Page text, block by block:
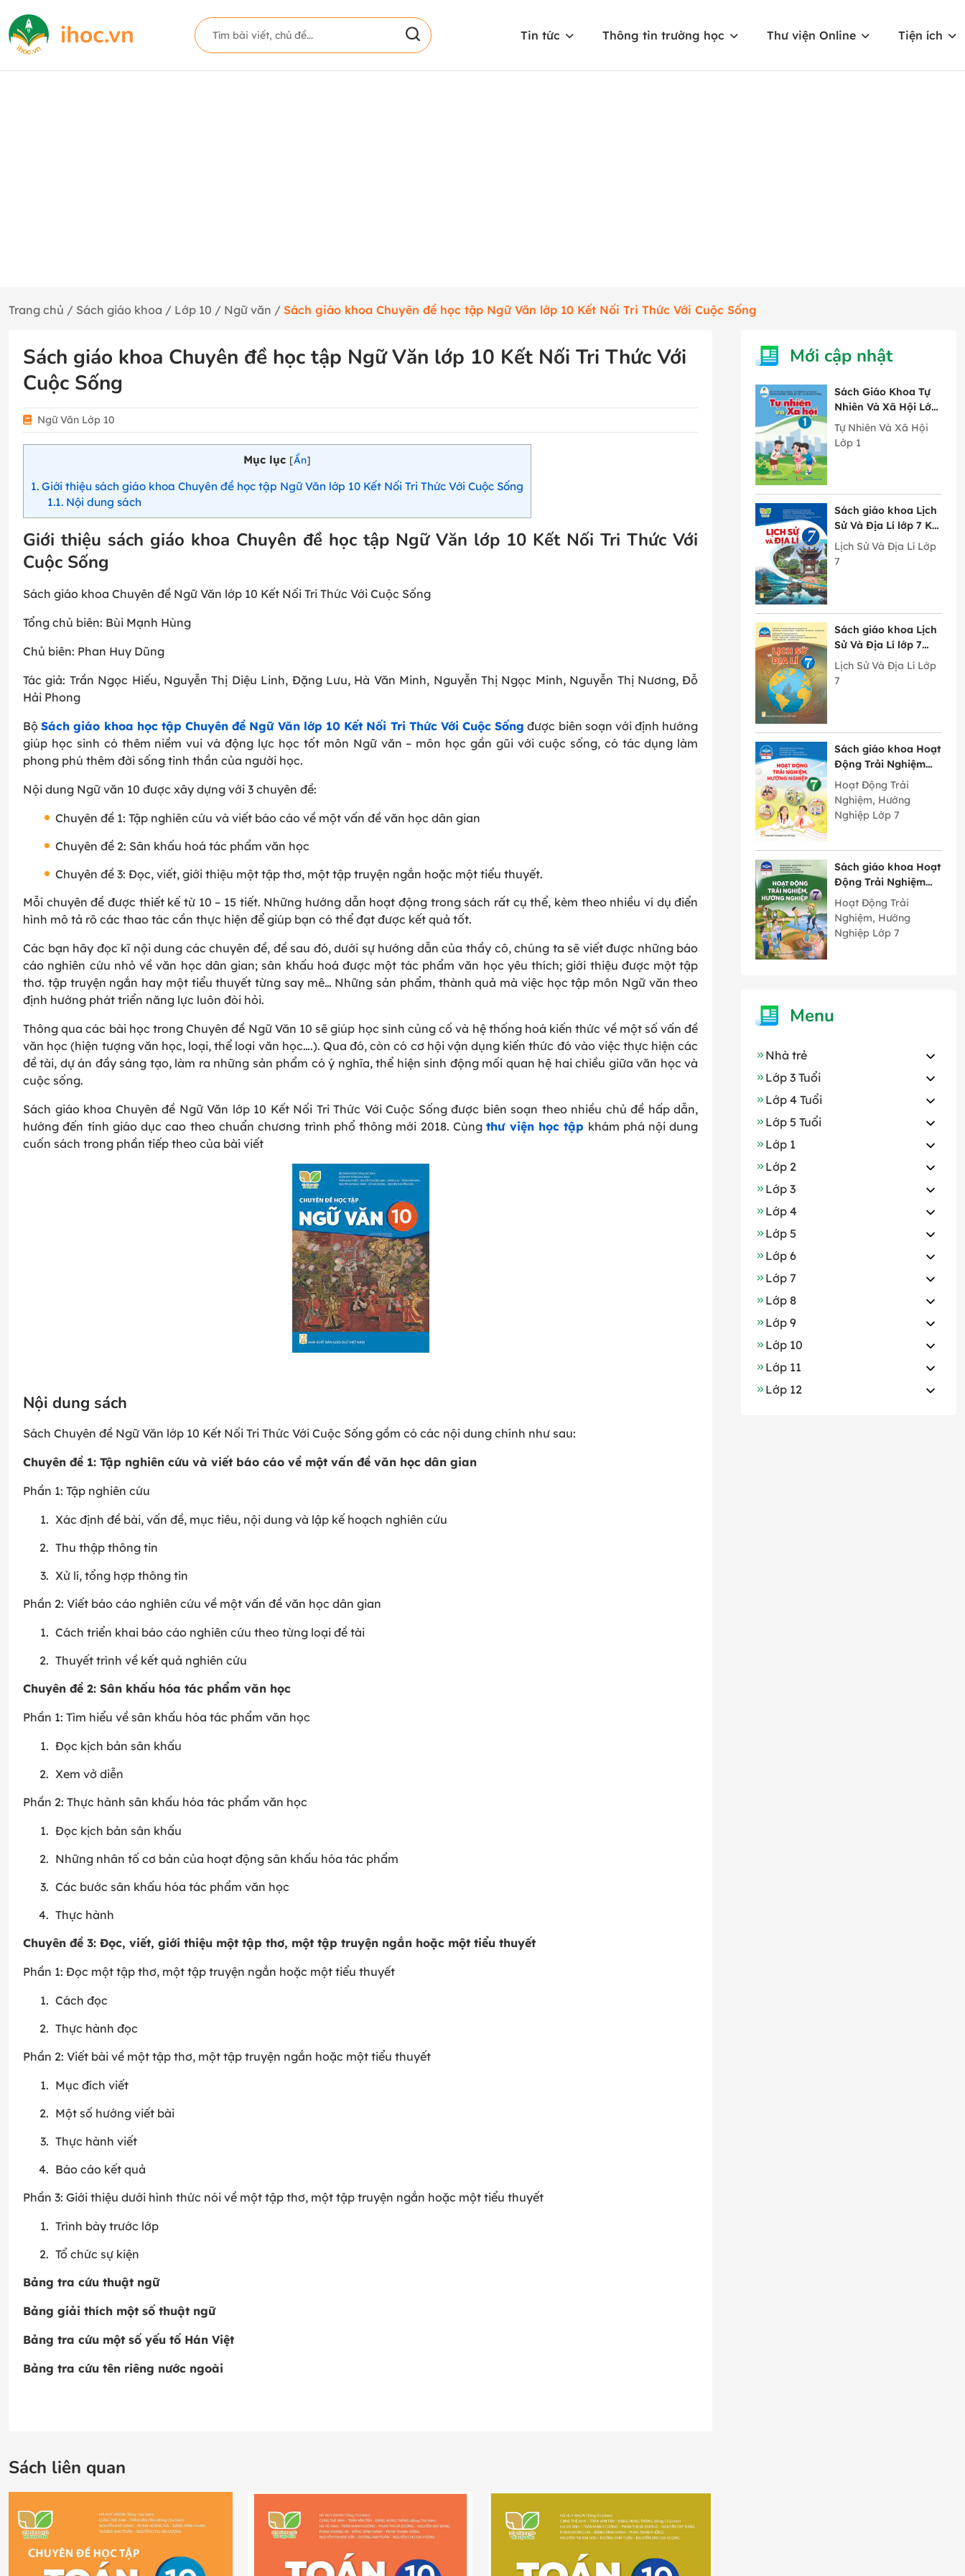
Tin tức Thông tin trường học Thư viện Online Tiện ích
Trang chủ / Sách giáo khoa / Lớp 10 / Ngữ văn / Sách giáo khoa Chuyên đề học tập Ngữ Văn lớp 10 Kết Nối Tri Thức Với Cuộc Sống
Sách giáo khoa Chuyên đề học tập Ngữ Văn lớp 10 Kết Nối Tri Thức Với
Cuộc Sống
Ngữ Văn Lớp 10
Mục lục [Ẩn]
1 Giới thiệu sách giáo khoa Chuyên đề học tập Ngữ Văn lớp 10 Kết Nối Tri Thức Với Cuộc Sống
1.1Nội dung sách
Giới thiệu sách giáo khoa Chuyên đề học tập Ngữ Văn lớp 10 Kết Nối Tri Thức Với
Cuộc Sống
Sách giáo khoa Chuyên đề Ngữ Văn lớp 10 Kết Nối Tri Thức Với Cuộc Sống
Tổng chủ biên: Bùi Mạnh Hùng
Chủ biên: Phan Huy Dũng
Tác giả: Trần Ngọc Hiếu, Nguyễn Thị Diệu Linh, Đặng Lưu, Hà Văn Minh, Nguyễn Thị Ngọc Minh, Nguyễn Thị Nương, Đỗ
Hải Phong
BộSách giáo khoa học tập Chuyên đề Ngữ Văn lớp 10 Kết Nối Tri Thức Với Cuộc Sống được biên soạn với định hướng
giúp học sinh có thêm niềm vui và động lực học tốt môn Ngữ văn – môn học gần gũi với cuộc sống, có tác dụng làm
phong phú thêm đời sống tinh thần của người học.
Nội dung Ngữ văn 10 được xây dựng với 3 chuyên đề:
Chuyên đề 1: Tập nghiên cứu và viết báo cáo về một vấn đề văn học dân gian
Chuyên đề 2: Sân khấu hoá tác phẩm văn học
Chuyên đề 3: Đọc, viết, giới thiệu một tập thơ, một tập truyện ngắn hoặc một tiểu thuyết.
Mỗi chuyên đề được thiết kế từ 10 – 15 tiết. Những hướng dẫn hoạt động trong sách rất cụ thể, kèm theo nhiều ví dụ điển
hình mô tả rõ các thao tác cần thực hiện để giúp bạn có thể đạt được kết quả tốt.
Các bạn hãy đọc kĩ nội dung các chuyên đề, đề sau đó, dưới sự hướng dẫn của thầy cô, chúng ta sẽ viết được những báo
cáo nghiên cứu nhỏ về văn học dân gian; sân khấu hoá được một tác phẩm văn học yêu thích; giới thiệu được một tập
thơ. tập truyện ngắn hay một tiểu thuyết từng say mê… Những sản phẩm, thành quả mà việc học tập môn Ngữ văn theo
định hướng phát triển năng lực luôn đòi hỏi.
Thông qua các bài học trong Chuyên đề Ngữ Văn 10 sẽ giúp học sinh củng cố và hệ thống hoá kiến thức về một số vấn đề
văn học (hiện tượng văn học, loại, thể loại văn học….). Qua đó, còn có cơ hội vận dụng kiến thức đó vào việc thực hiện các
đề tài, dự án đầy sáng tạo, làm ra những sản phẩm có ý nghĩa, thể hiện sinh động mối quan hệ hai chiều giữa văn học và
cuộc sống.
Sách giáo khoa Chuyên đề Ngữ Văn lớp 10 Kết Nối Tri Thức Với Cuộc Sống được biên soạn theo nhiều chủ đề hấp dẫn,
hướng đến tính giáo dục cao theo chuẩn chương trình phổ thông mới 2018. Cùngthư viện học tập khám phá nội dung
cuốn sách trong phần tiếp theo của bài viết
Nội dung sách
Sách Chuyên đề Ngữ Văn lớp 10 Kết Nối Tri Thức Với Cuộc Sống gồm có các nội dung chính như sau:
Chuyên đề 1: Tập nghiên cứu và viết báo cáo về một vấn đề văn học dân gian
Phần 1: Tập nghiên cứu
Xác định đề bài, vấn đề, mục tiêu, nội dung và lập kế hoạch nghiên cứu
Thu thập thông tin
Xử lí, tổng hợp thông tin
Phần 2: Viết báo cáo nghiên cứu về một vấn đề văn học dân gian
Cách triển khai báo cáo nghiên cứu theo từng loại đề tài
Thuyết trình về kết quả nghiên cứu
Chuyên đề 2: Sân khấu hóa tác phẩm văn học
Phần 1: Tìm hiểu về sân khấu hóa tác phẩm văn học
Đọc kịch bản sân khấu
Xem vở diễn
Phần 2: Thực hành sân khấu hóa tác phẩm văn học
Đọc kịch bản sân khấu
Những nhân tố cơ bản của hoạt động sân khấu hóa tác phẩm
Các bước sân khấu hóa tác phẩm văn học
Thực hành
Chuyên đề 3: Đọc, viết, giới thiệu một tập thơ, một tập truyện ngắn hoặc một tiểu thuyết
Phần 1: Đọc một tập thơ, một tập truyện ngắn hoặc một tiểu thuyết
Cách đọc
Thực hành đọc
Phần 2: Viết bài về một tập thơ, một tập truyện ngắn hoặc một tiểu thuyết
Mục đích viết
Một số hướng viết bài
Thực hành viết
Báo cáo kết quả
Phần 3: Giới thiệu dưới hình thức nói về một tập thơ, một tập truyện ngắn hoặc một tiểu thuyết
Trình bày trước lớp
Tổ chức sự kiện
Bảng tra cứu thuật ngữ
Bảng giải thích một số thuật ngữ
Bảng tra cứu một số yếu tố Hán Việt
Bảng tra cứu tên riêng nước ngoài
Sách liên quan
Mới cập nhật
Sách Giáo Khoa Tự
Nhiên Và Xã Hội Lớp
1 Cánh Diều
Tự Nhiên Và Xã Hội
Lớp 1
Sách giáo khoa Lịch
Sử Và Địa Lí lớp 7 Kết
Nối Tri Thức Với
Cuộc Sống
Lịch Sử Và Địa Lí Lớp
7
Sách giáo khoa Lịch
Sử Và Địa Lí lớp 7
Chân Trời Sáng Tạo
Lịch Sử Và Địa Lí Lớp
7
Sách giáo khoa Hoạt
Động Trải Nghiệm
Hướng Nghiệp lớp 7
bản 2 Chân Trời
Sáng Tạo
Hoạt Động Trải
Nghiệm, Hướng
Nghiệp Lớp 7
Sách giáo khoa Hoạt
Động Trải Nghiệm
Hướng Nghiệp lớp 7
bản 1 Chân Trời
Sáng Tạo
Hoạt Động Trải
Nghiệm, Hướng
Nghiệp Lớp 7
Menu
Nhà trẻ
Lớp 3 Tuổi
Lớp 4 Tuổi
Lớp 5 Tuổi
Lớp 1
Lớp 2
Lớp 3
Lớp 4
Lớp 5
Lớp 6
Lớp 7
Lớp 8
Lớp 9
Lớp 10
Lớp 11
Lớp 12